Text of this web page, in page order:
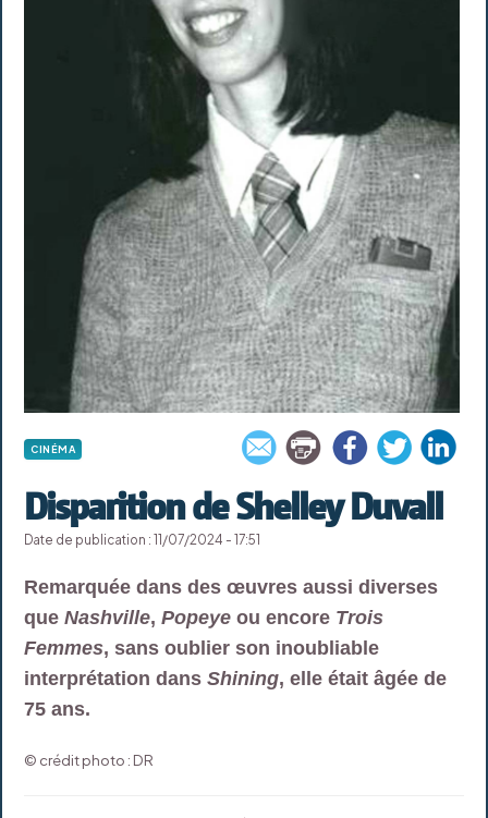
CINÉMA
Disparition de Shelley Duvall
Date de publication : 11/07/2024 - 17:51
Remarquée dans des œuvres aussi diverses
queNashville,Popeye ou encore Trois
Femmes, sans oublier son inoubliable
interprétation dansShining, elle était âgée de
75 ans.
© crédit photo : DR